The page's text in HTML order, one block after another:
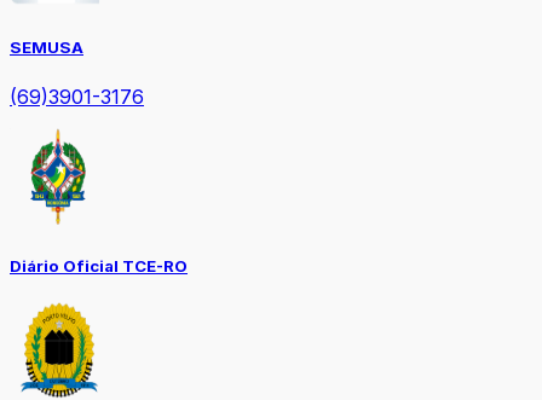
SEMUSA
(69)3901-3176
Diário Oficial TCE-RO